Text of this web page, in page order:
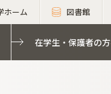
ホーム 図書館
在学生・保護者の